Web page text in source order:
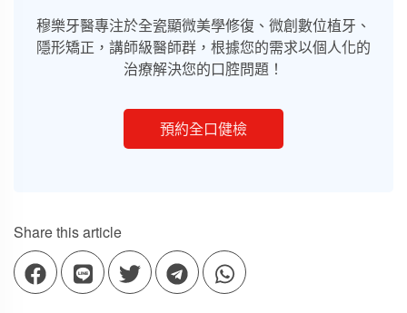
穆樂牙醫專注於全瓷顯微美學修復、微創數位植牙、
隱形矯正，講師級醫師群，根據您的需求以個人化的
治療解決您的口腔問題！
預約全口健檢
Share this article